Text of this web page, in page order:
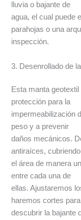
lluvia o bajante de
agua, el cual puede
parahojas o una
inspección.
3. Desenrollado de
Esta manta
protección para la
impermeabilización
peso y a prevenir
daños mecánicos.
antiraíces,
el área de manera
entre cada una de
ellas. Ajustaremos
haremos cortes para
descubrir la bajante